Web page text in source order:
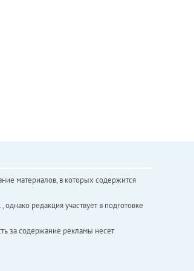
материалов, в которых содержится
редакция участвует в подготовке
за содержание рекламы несет